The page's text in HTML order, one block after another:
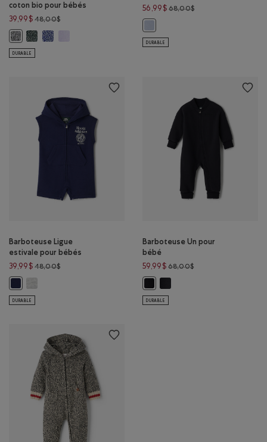
coton bio pour bébés
39,99$ 48,00$Prix réduit de 48,00$ à 39,99$
Barboteuse kangourou Cooper le castor en coton bio pour bébés: SEL
Barboteuse kangourou Cooper le castor en coton bio pour bébés:
Barboteuse kangourou Cooper le castor en coton bio pour
Barboteuse kangourou Cooper le castor en coton bio pour
DURABLE
56,99$ 68,00$Prix réduit de
DURABLE
Barboteuse Ligue
estivale pour bébés
39,99$ 48,00$Prix réduit de 48,00$ à 39,99$
DURABLE
Barboteuse Un pour
bébé
59,99$ 68,00$Prix réduit de
DURABLE